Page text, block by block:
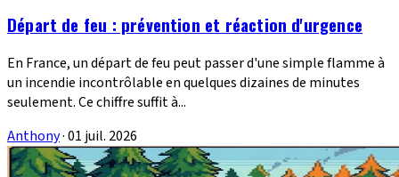
Départ de feu : prévention et réaction d'urgence
En France, un départ de feu peut passer d'une simple flamme à
un incendie incontrôlable en quelques dizaines de minutes
seulement. Ce chiffre suffit à...
Anthony·01 juil. 2026